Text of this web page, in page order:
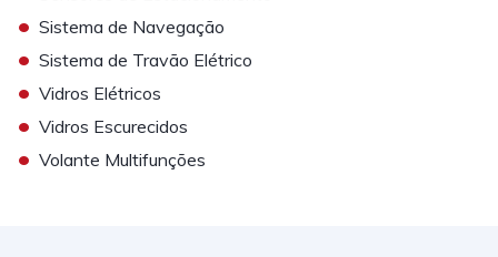
• Sistema de Navegação
• Sistema de Travão Elétrico
• Vidros Elétricos
• Vidros Escurecidos
• Volante Multifunções